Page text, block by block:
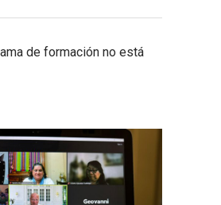
de formación no está